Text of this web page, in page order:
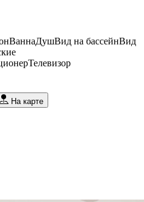
ВаннаДушВид на бассейнВид
Телевизор
На карте